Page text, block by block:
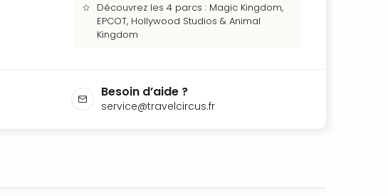
Découvrez les 4 parcs : Magic Kingdom,
EPCOT, Hollywood Studios & Animal
Kingdom
Besoin d’aide ?
service@travelcircus.fr